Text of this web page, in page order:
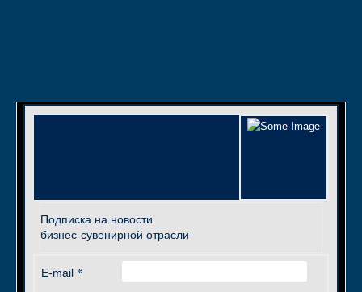
Подписка на новости
бизнес-сувенирной отрасли
E-mail *